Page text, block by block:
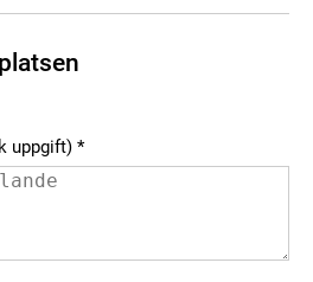
uppgift)